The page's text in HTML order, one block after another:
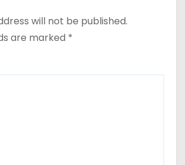
will not be published.
are marked *